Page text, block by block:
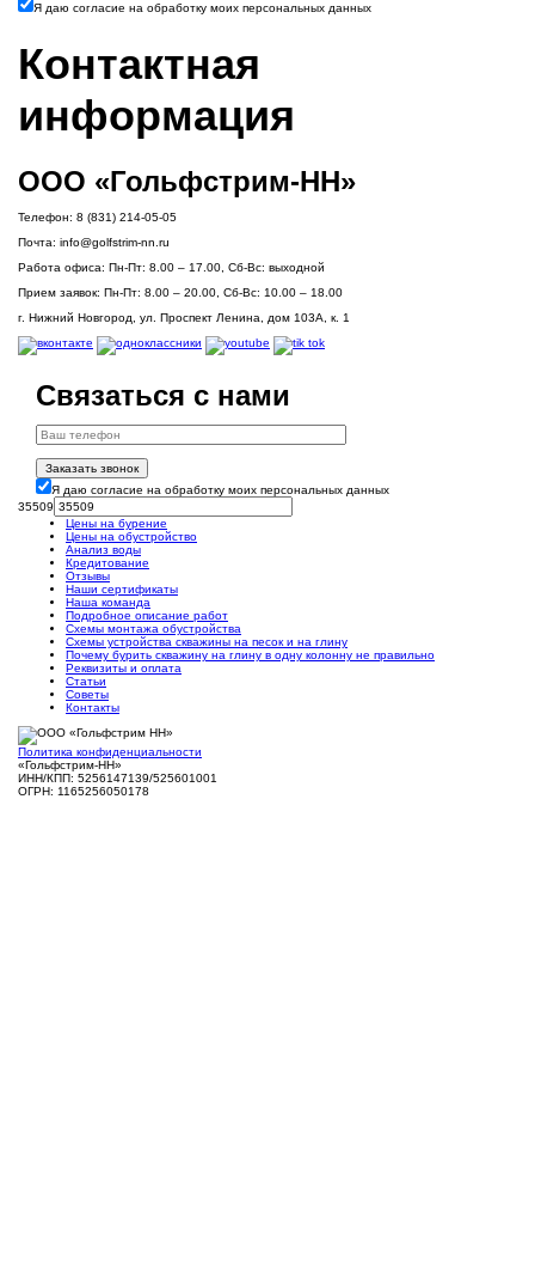
Я даю согласие на обработку моих персональных данных
Контактная
информация
ООО «Гольфстрим-НН»
Телефон: 8 (831) 214-05-05
Почта: info@golfstrim-nn.ru
Работа офиса: Пн-Пт: 8.00 – 17.00, Сб-Вс: выходной
Прием заявок: Пн-Пт: 8.00 – 20.00, Сб-Вс: 10.00 – 18.00
г. Нижний Новгород, ул. Проспект Ленина, дом 103А, к. 1
Связаться с нами
Заказать звонок
Я даю согласие на обработку моих персональных данных
35509
Цены на бурение
Цены на обустройство
Анализ воды
Кредитование
Отзывы
Наши сертификаты
Наша команда
Подробное описание работ
Схемы монтажа обустройства
Схемы устройства скважины на песок и на глину
Почему бурить скважину на глину в одну колонну не правильно
Реквизиты и оплата
Статьи
Советы
Контакты
Политика конфиденциальности
«Гольфстрим-НН»
ИНН/КПП: 5256147139/525601001
ОГРН: 1165256050178